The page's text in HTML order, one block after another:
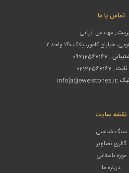
تماس با ما
: مهندس ایرانی
خیابان کامور، پلاک ۱۴۰ واحد ۲
:
09212567167
:
02122567167
:
info[at]jewelstones.ir
نقشه سایت
سنگ شناسی
گالری تصاویر
موزه باستانی
درباره ما